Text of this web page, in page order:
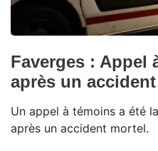
Faverges : Appel
après un
Un appel à témoins a été
après un accident mortel.